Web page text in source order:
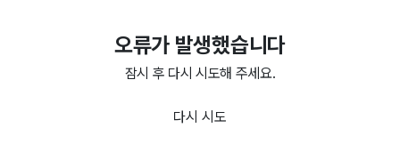
오류가 발생했습니다
잠시 후 다시 시도해 주세요.
다시 시도